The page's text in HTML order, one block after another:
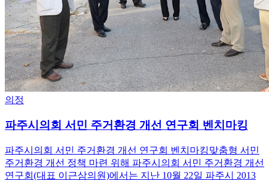
의정
파주시의회 서민 주거환경 개선 연구회 벤치마킹
파주시의회 서민 주거환경 개선 연구회 벤치마킹맞춤형 서민
주거환경 개선 정책 마련 위해 파주시의회 서민 주거환경 개선
연구회(대표 이근삼의원)에서는 지난 10월 22일 파주시 2013